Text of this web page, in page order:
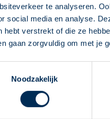
te analyseren.
social media en analyse.
hebt verstrekt of die ze
gaan zorgvuldig om met je
Noodzakelijk
Neem de dosis 1 keer per
dosis.
U kunt duizelig, slaperig en
bijwerkingen? Dan mag u niet
Pas op met alcohol. Dit kan
Andere bijwerkingen: